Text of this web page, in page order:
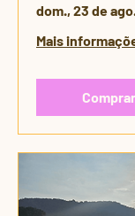
dom., 23 de
Mais